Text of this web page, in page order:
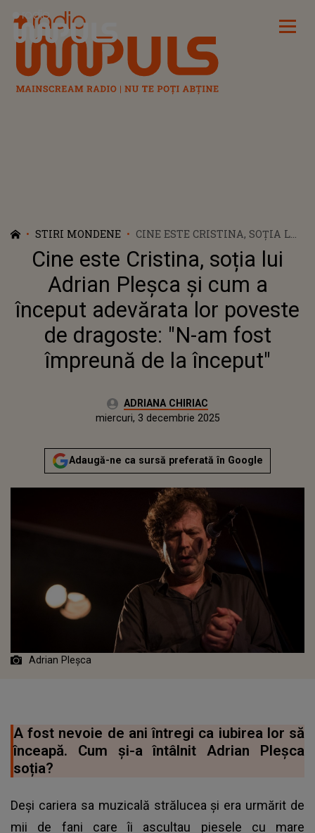
Radio Impuls
STIRI MONDENE
CINE ESTE CRISTINA, SOȚIA LUI
ADRIAN PLEȘCA ȘI CUM A
ÎNCEPUT ADEVĂRATA LOR
POVESTE DE DRAGOSTE: "N-AM
FOST ÎMPREUNĂ DE LA
ÎNCEPUT"
Cine este Cristina, soția lui
Adrian Pleșca și cum a
început adevărata lor poveste
de dragoste: "N-am fost
împreună de la început"
Autor:ADRIANA CHIRIAC
miercuri, 3 decembrie 2025
Actualizat:
miercuri, 3 decembrie 2025
Adaugă-ne ca sursă preferată în Google
Adrian Pleșca
A fost nevoie de ani întregi ca iubirea lor să
înceapă. Cum și-a întâlnit Adrian Pleșca
soția?
Deși cariera sa muzicală strălucea și era urmărit de
mii de fani care îi ascultau piesele cu mare